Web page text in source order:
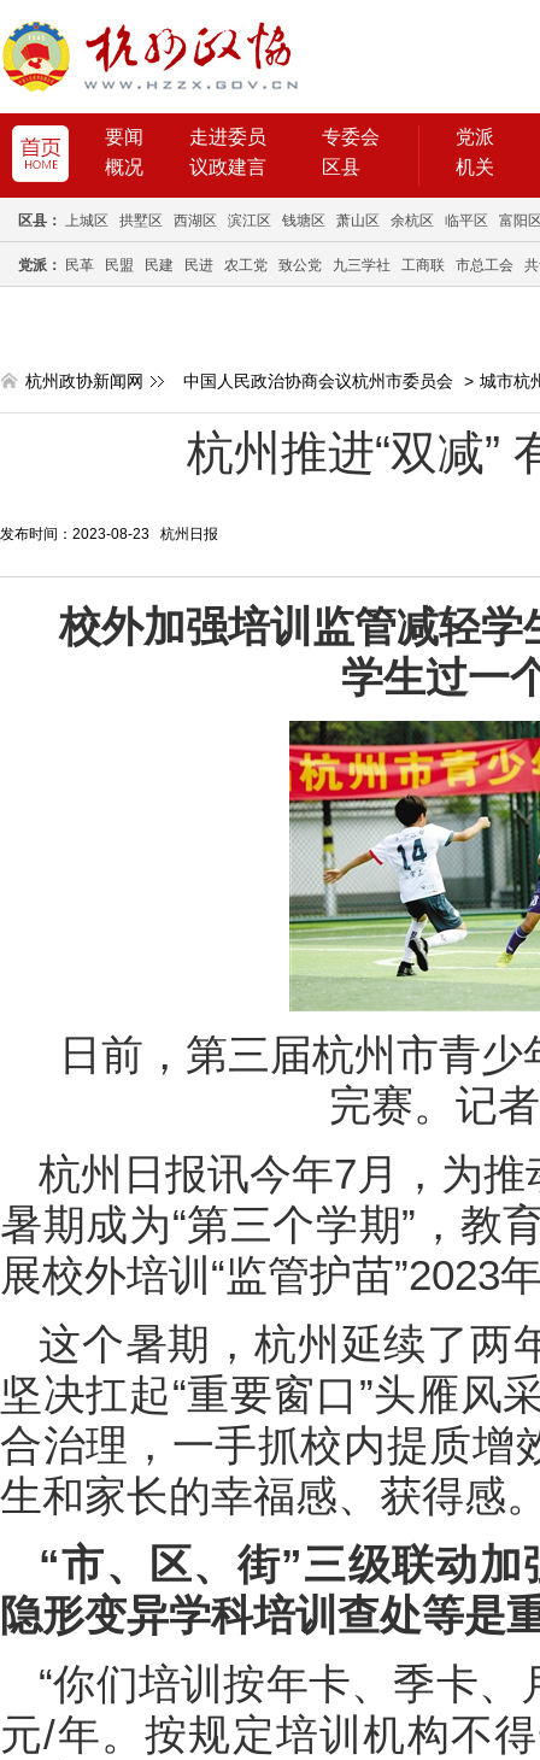
要闻 走进委员
专委会
概况
议政建言 区县
党派
机关
区县： 上城区 拱墅区 西湖区 滨江区 钱塘区 萧山区 余杭区 临平区 富阳
党派： 民革 民盟 民建 民进 农工党 致公党 九三学社 工商联 市总工会
杭州政协新闻网 中国人民政治协商会议杭州市委员会 > 城市杭
杭州推进“双减”
发布时间：2023-08-23 杭州日报
校外加强培训监管减轻
学生过一
日前，第三届杭州市青
完赛。记
杭州日报讯今年7月，为推
暑期成为“第三个学期”，教
展校外培训“监管护苗”2023
这个暑期，杭州延续了两
坚决扛起“重要窗口”头雁风
合治理，一手抓校内提质增
生和家长的幸福感、获得感
“市、区、街”三级联动
隐形变异学科培训查处等是
“你们培训按年卡、季卡
元/年。按规定培训机构不